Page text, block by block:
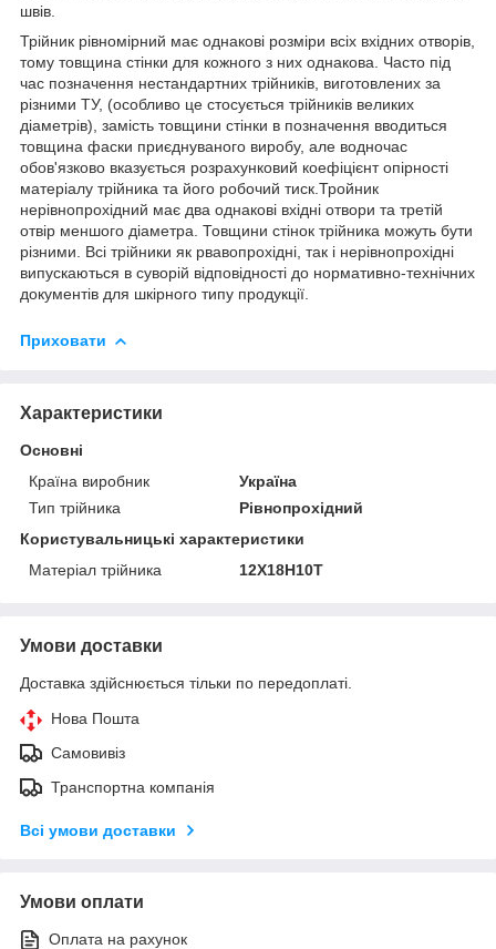
швів.
Трійник рівномірний має однакові розміри всіх вхідних отворів,
тому товщина стінки для кожного з них однакова. Часто під
час позначення нестандартних трійників, виготовлених за
різними ТУ, (особливо це стосується трійників великих
діаметрів), замість товщини стінки в позначення вводиться
товщина фаски приєднуваного виробу, але водночас
обов'язково вказується розрахунковий коефіцієнт опірності
матеріалу трійника та його робочий тиск.Тройник
нерівнопрохідний має два однакові вхідні отвори та третій
отвір меншого діаметра. Товщини стінок трійника можуть бути
різними. Всі трійники як рвавопрохідні, так і нерівнопрохідні
випускаються в суворій відповідності до нормативно-технічних
документів для шкірного типу продукції.
Приховати
Характеристики
Основні
Країна виробник
Україна
Тип трійника
Рівнопрохідний
Користувальницькі характеристики
Матеріал трійника
12Х18Н10Т
Умови доставки
Доставка здійснюється тільки по передоплаті.
Нова Пошта
Самовивіз
Транспортна компанія
Всі умови доставки
Умови оплати
Оплата на рахунок